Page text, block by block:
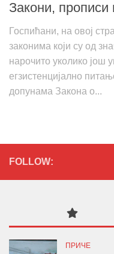
Закони, прописи
Госпићани, на овој
законима који су од
нарочито уколико још
егзистенцијално
допунама Закона о...
FOLLOW:
ПРИЧЕ